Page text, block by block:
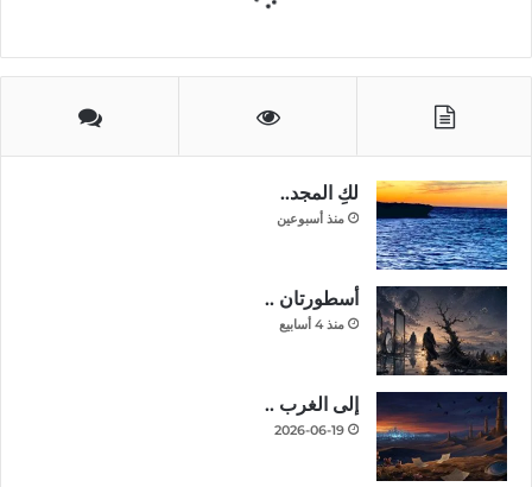
لكِ المجد..
منذ أسبوعين
أسطورتان ..
منذ 4 أسابيع
إلى الغرب ..
2026-06-19